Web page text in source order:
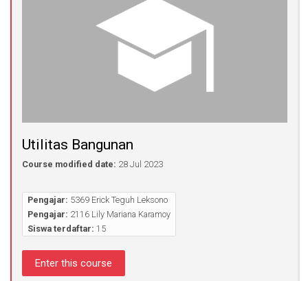
Utilitas Bangunan
Course modified date: 28 Jul 2023
Pengajar: 5369 Erick Teguh Leksono
Pengajar: 2116 Lily Mariana Karamoy
Siswa terdaftar: 15
Enter this course